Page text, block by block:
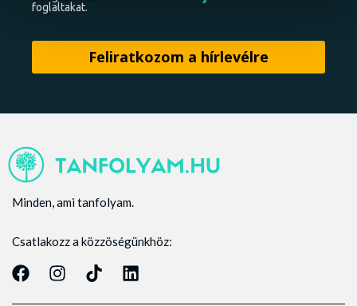
foglaltakat.
Minden, ami tanfolyam.
Csatlakozz a közzöségünkhöz: